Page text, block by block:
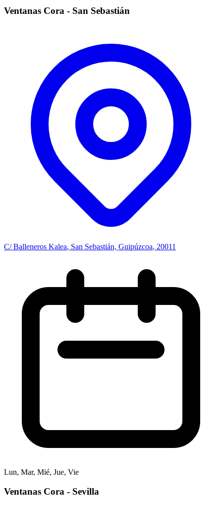
Ventanas Cora - San Sebastián
C/ Balleneros Kalea, San Sebastián, Guipúzcoa, 20011
Lun, Mar, Mié, Jue, Vie
Ventanas Cora - Sevilla